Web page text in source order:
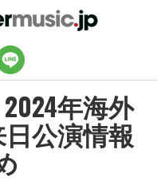
年海外
公演情報
ンを終了